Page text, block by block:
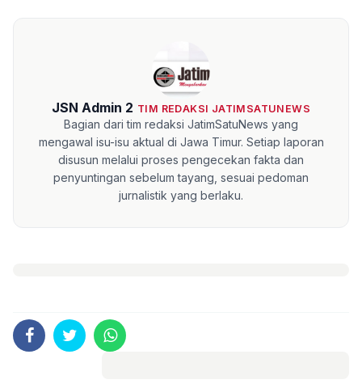
JSN Admin 2 TIM REDAKSI JATIMSATUNEWS
Bagian dari tim redaksi JatimSatuNews yang
mengawal isu-isu aktual di Jawa Timur. Setiap laporan
disusun melalui proses pengecekan fakta dan
penyuntingan sebelum tayang, sesuai pedoman
jurnalistik yang berlaku.